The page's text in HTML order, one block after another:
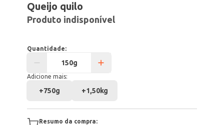
Queijo quilo
Produto indisponível
Quantidade:
Adicione mais:
+750g +1,50kg
Resumo da compra: